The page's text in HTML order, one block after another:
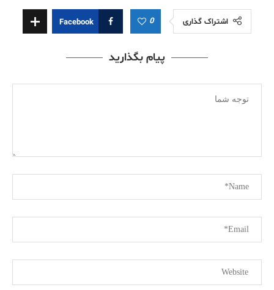
اشتراک گذاری 0
Facebook
پیام بگذارید